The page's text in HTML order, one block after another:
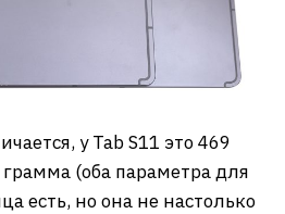
у Tab S11 это 469
(оба параметра для
есть, но она не настолько